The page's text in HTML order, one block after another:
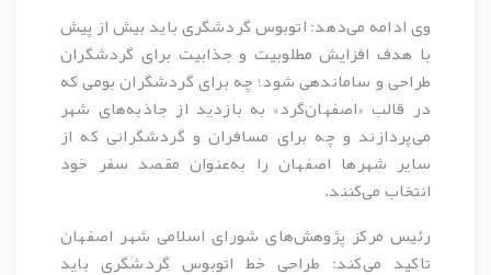
وی ادامه می‌دهد: اتوبوس گردشگری باید بیش از پیش
با هدف افزایش مطلوبیت و جذابیت برای گردشگران
طراحی و ساماندهی شود؛ چه برای گردشگران بومی که
در قالب «اصفهان‌گرد» به بازدید از جاذبه‌های شهر
می‌پردازند و چه برای مسافران و گردشگرانی که از
سایر شهرها اصفهان را به‌عنوان مقصد سفر خود
انتخاب می‌کنند.
رئیس مرکز پژوهش‌های شورای اسلامی شهر اصفهان
تاکید می‌کند: طراحی خط اتوبوس گردشگری باید